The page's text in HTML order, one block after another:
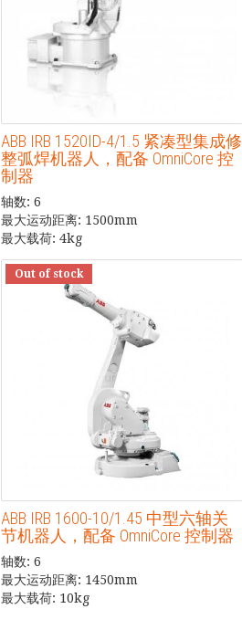
ABB IRB 1520ID-4/1.5 紧凑型集成修
整弧焊机器人，配备 OmniCore 控
制器
轴数: 6
最大运动距离: 1500mm
最大载荷: 4kg
Out of stock
ABB IRB 1600-10/1.45 中型六轴关
节机器人，配备 OmniCore 控制器
轴数: 6
最大运动距离: 1450mm
最大载荷: 10kg